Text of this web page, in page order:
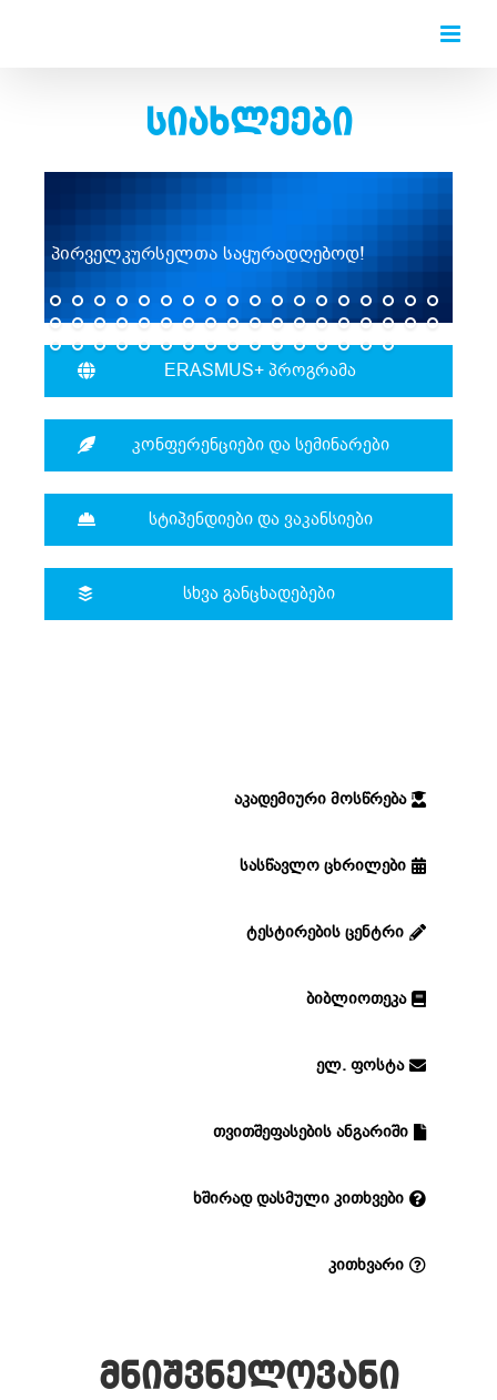
სიახლეები
პირველკურსელთა საყურადღებოდ!
ERASMUS+ პროგრამა
კონფერენციები და სემინარები
სტიპენდიები და ვაკანსიები
სხვა განცხადებები
აკადემიური მოსწრება
სასწავლო ცხრილები
ტესტირების ცენტრი
ბიბლიოთეკა
ელ. ფოსტა
თვითშეფასების ანგარიში
ხშირად დასმული კითხვები
კითხვარი
მნიშვნელოვანი